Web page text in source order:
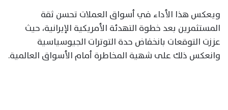
ويعكس هذا الأداء في أسواق العملات تحسن ثقة
المستثمرين بعد خطوة التهدئة الأمريكية الإيرانية، حيث
عززت التوقعات بانخفاض حدة التوترات الجيوسياسية
وانعكس ذلك على شهية المخاطرة أمام الأسواق العالمية.